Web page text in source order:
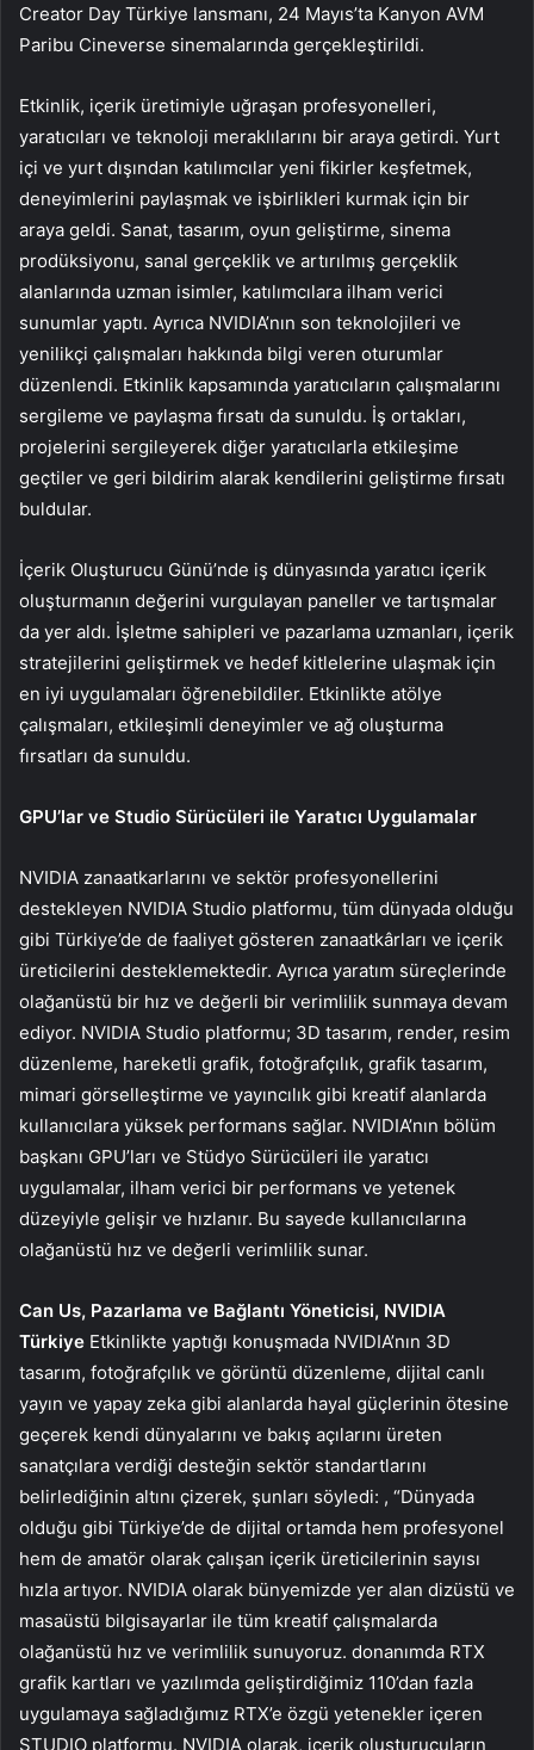
Creator Day Türkiye lansmanı, 24 Mayıs’ta Kanyon AVM
Paribu Cineverse sinemalarında gerçekleştirildi.
Etkinlik, içerik üretimiyle uğraşan profesyonelleri,
yaratıcıları ve teknoloji meraklılarını bir araya getirdi. Yurt
içi ve yurt dışından katılımcılar yeni fikirler keşfetmek,
deneyimlerini paylaşmak ve işbirlikleri kurmak için bir
araya geldi. Sanat, tasarım, oyun geliştirme, sinema
prodüksiyonu, sanal gerçeklik ve artırılmış gerçeklik
alanlarında uzman isimler, katılımcılara ilham verici
sunumlar yaptı. Ayrıca NVIDIA’nın son teknolojileri ve
yenilikçi çalışmaları hakkında bilgi veren oturumlar
düzenlendi. Etkinlik kapsamında yaratıcıların çalışmalarını
sergileme ve paylaşma fırsatı da sunuldu. İş ortakları,
projelerini sergileyerek diğer yaratıcılarla etkileşime
geçtiler ve geri bildirim alarak kendilerini geliştirme fırsatı
buldular.
İçerik Oluşturucu Günü’nde iş dünyasında yaratıcı içerik
oluşturmanın değerini vurgulayan paneller ve tartışmalar
da yer aldı. İşletme sahipleri ve pazarlama uzmanları, içerik
stratejilerini geliştirmek ve hedef kitlelerine ulaşmak için
en iyi uygulamaları öğrenebildiler. Etkinlikte atölye
çalışmaları, etkileşimli deneyimler ve ağ oluşturma
fırsatları da sunuldu.
GPU’lar ve Studio Sürücüleri ile Yaratıcı Uygulamalar
NVIDIA zanaatkarlarını ve sektör profesyonellerini
destekleyen NVIDIA Studio platformu, tüm dünyada olduğu
gibi Türkiye’de de faaliyet gösteren zanaatkârları ve içerik
üreticilerini desteklemektedir. Ayrıca yaratım süreçlerinde
olağanüstü bir hız ve değerli bir verimlilik sunmaya devam
ediyor. NVIDIA Studio platformu; 3D tasarım, render, resim
düzenleme, hareketli grafik, fotoğrafçılık, grafik tasarım,
mimari görselleştirme ve yayıncılık gibi kreatif alanlarda
kullanıcılara yüksek performans sağlar. NVIDIA’nın bölüm
başkanı GPU’ları ve Stüdyo Sürücüleri ile yaratıcı
uygulamalar, ilham verici bir performans ve yetenek
düzeyiyle gelişir ve hızlanır. Bu sayede kullanıcılarına
olağanüstü hız ve değerli verimlilik sunar.
Can Us, Pazarlama ve Bağlantı Yöneticisi, NVIDIA
Türkiye Etkinlikte yaptığı konuşmada NVIDIA’nın 3D
tasarım, fotoğrafçılık ve görüntü düzenleme, dijital canlı
yayın ve yapay zeka gibi alanlarda hayal güçlerinin ötesine
geçerek kendi dünyalarını ve bakış açılarını üreten
sanatçılara verdiği desteğin sektör standartlarını
belirlediğinin altını çizerek, şunları söyledi: , “Dünyada
olduğu gibi Türkiye’de de dijital ortamda hem profesyonel
hem de amatör olarak çalışan içerik üreticilerinin sayısı
hızla artıyor. NVIDIA olarak bünyemizde yer alan dizüstü ve
masaüstü bilgisayarlar ile tüm kreatif çalışmalarda
olağanüstü hız ve verimlilik sunuyoruz. donanımda RTX
grafik kartları ve yazılımda geliştirdiğimiz 110’dan fazla
uygulamaya sağladığımız RTX’e özgü yetenekler içeren
STUDIO platformu. NVIDIA olarak, içerik oluşturucuların